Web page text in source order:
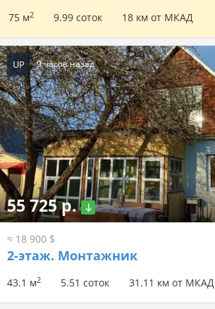
75 м2 9.99 соток 18 км от МКАД
UP 9 часов назад
55 725 р.
≈ 18 900 $
2-этаж. Монтажник
43.1 м2 5.51 соток 31.11 км от МКАД